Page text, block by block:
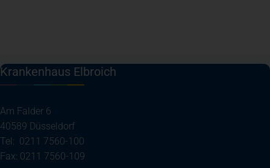
Krankenhaus Elbroich
Am Falder 6
40589 Düsseldorf
Tel: 0211 7560-100
Fax: 0211 7560-109